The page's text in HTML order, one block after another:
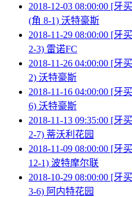
2018-12-03 08:00:00 [牙
(角 8-1) 沃特豪斯
2018-11-29 08:00:00 [牙
2-3) 雷诺FC
2018-11-26 04:00:00 [牙
2) 沃特豪斯
2018-11-16 04:00:00 [牙
6) 沃特豪斯
2018-11-13 09:35:00 [牙
2-7) 蒂沃利花园
2018-11-09 08:00:00 [牙
12-1) 波特摩尔联
2018-10-29 08:00:00 [牙
3-6) 阿内特花园